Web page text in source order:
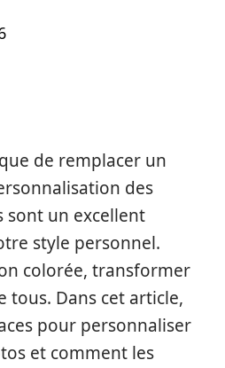
de remplacer un
des
sont un excellent
style personnel.
colorée, transformer
tous. Dans cet article,
pour personnaliser
et comment les